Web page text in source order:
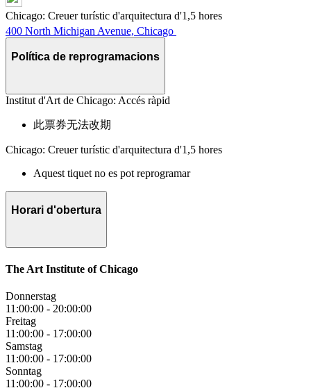
Chicago: Creuer turístic d'arquitectura d'1,5 hores
400 North Michigan Avenue, Chicago
Política de reprogramacions
Institut d'Art de Chicago: Accés ràpid
此票券无法改期
Chicago: Creuer turístic d'arquitectura d'1,5 hores
Aquest tiquet no es pot reprogramar
Horari d'obertura
The Art Institute of Chicago
Donnerstag
11:00:00 - 20:00:00
Freitag
11:00:00 - 17:00:00
Samstag
11:00:00 - 17:00:00
Sonntag
11:00:00 - 17:00:00